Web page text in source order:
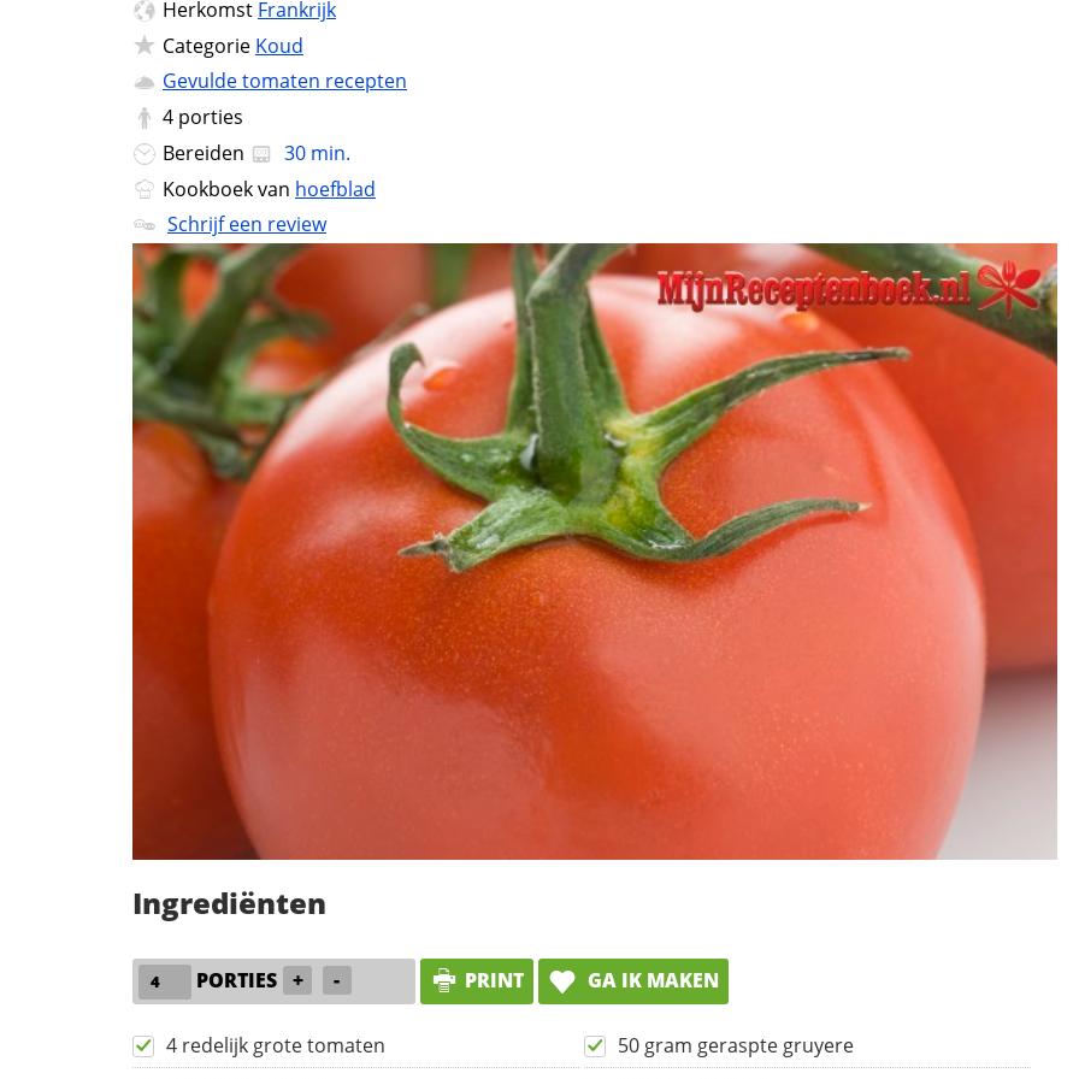
Herkomst Frankrijk
Categorie Koud
Gevulde tomaten recepten
4 porties
Bereiden
30 min.
Kookboek van hoefblad
Schrijf een review
Ingrediënten
PORTIES + - PRINT GA IK MAKEN
4 redelijk grote tomaten
50 gram geraspte gruyere